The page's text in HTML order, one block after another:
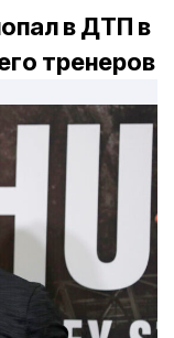
в ДТП в
тренеров